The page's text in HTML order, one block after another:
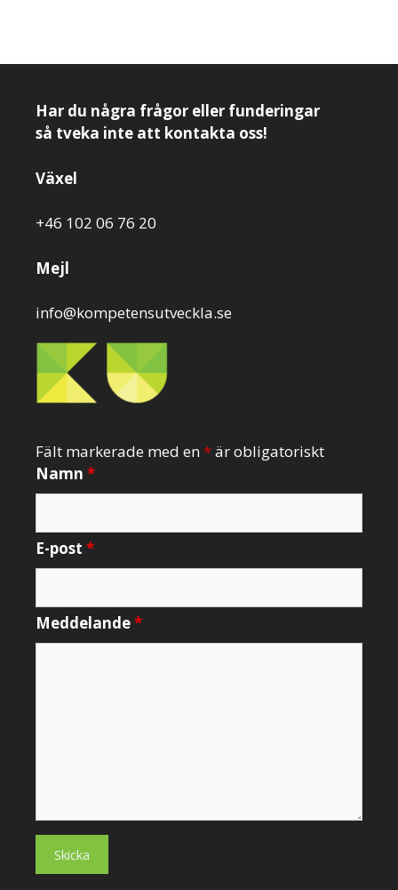
Har du några frågor eller funderingar
så tveka inte att kontakta oss!
Växel
+46 102 06 76 20
Mejl
info@kompetensutveckla.se
Fält markerade med en*är obligatoriskt
Namn *
E-post *
Meddelande*